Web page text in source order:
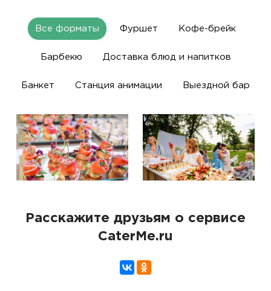
Все форматы Фуршет Кофе-брейк
Барбекю Доставка блюд и напитков
Банкет Станция анимации Выездной бар
Расскажите друзьям о сервисе
CaterMe.ru